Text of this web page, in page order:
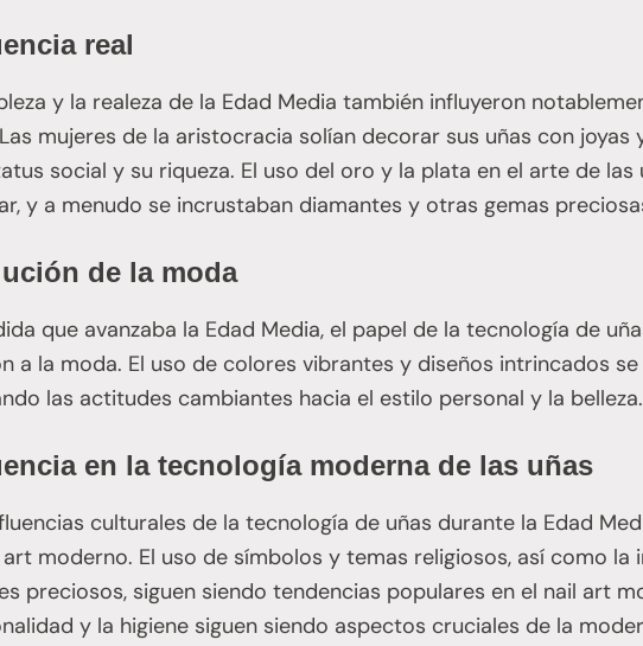
real
y la realeza de la Edad Media también influyeron
mujeres de la aristocracia solían decorar sus uñas con
social y su riqueza. El uso del oro y la plata en el arte de
y a menudo se incrustaban diamantes y otras gemas
de la moda
que avanzaba la Edad Media, el papel de la tecnología de
a la moda. El uso de colores vibrantes y diseños intrincados
las actitudes cambiantes hacia el estilo personal y la belleza.
en la tecnología moderna de las uñas
culturales de la tecnología de uñas durante la Edad
art moderno. El uso de símbolos y temas religiosos, así como
preciosos, siguen siendo tendencias populares en el nail art
y la higiene siguen siendo aspectos cruciales de la